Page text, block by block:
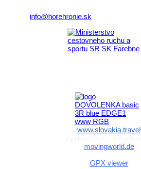
info@horehronie.sk
www.slovakia.travel
movingworld.de
GPX viewer